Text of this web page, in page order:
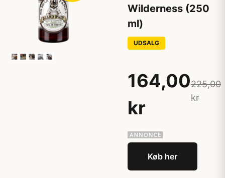
Wilderness (250
ml)
UDSALG
164,00
kr
225,00
kr
Køb her